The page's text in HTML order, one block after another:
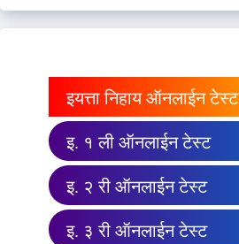
इयत्ता निहाय ऑनलाईन टेस्ट
इ. १ ली ऑनलाईन टेस्ट
इ. २ री ऑनलाईन टेस्ट
इ. ३ री ऑनलाईन टेस्ट